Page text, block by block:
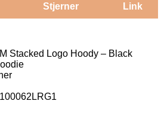
Stjerner Link
Stacked Logo Hoody – Black